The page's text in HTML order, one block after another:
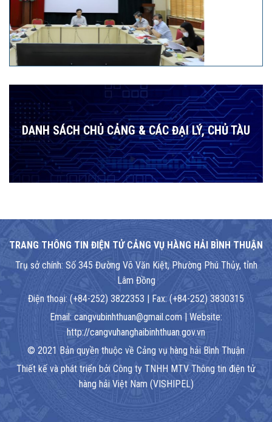
DANH SÁCH CHỦ CẢNG & CÁC ĐẠI LÝ, CHỦ TÀU
TRANG THÔNG TIN ĐIỆN TỬ CẢNG VỤ HÀNG HẢI BÌNH THUẬN
Trụ sở chính: Số 345 Đường Võ Văn Kiệt, Phường Phú Thủy, tỉnh
Lâm Đồng
Điện thoại: (+84-252) 3822353 | Fax: (+84-252) 3830315
Email: cangvubinhthuan@gmail.com | Website:
http://cangvuhanghaibinhthuan.gov.vn
© 2021 Bản quyền thuộc về Cảng vụ hàng hải Bình Thuận
Thiết kế và phát triển bởi Công ty TNHH MTV Thông tin điện tử
hàng hải Việt Nam (VISHIPEL)